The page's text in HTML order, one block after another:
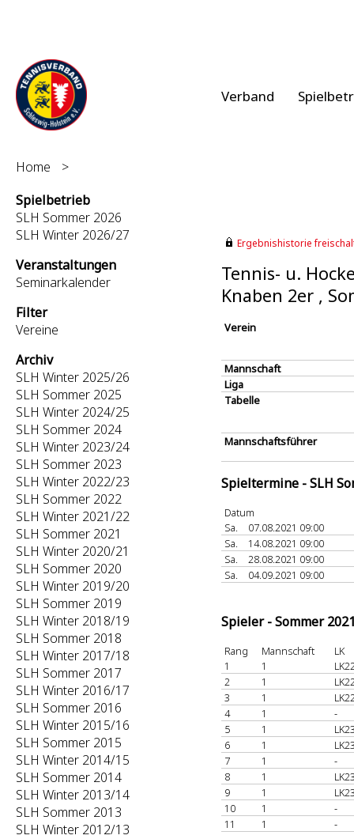
Verband
Home
>
Spielbetrieb
SLH Sommer 2026
SLH Winter 2026/27
Veranstaltungen
Seminarkalender
Filter
Vereine
Archiv
SLH Winter 2025/26
SLH Sommer 2025
SLH Winter 2024/25
SLH Sommer 2024
SLH Winter 2023/24
SLH Sommer 2023
SLH Winter 2022/23
SLH Sommer 2022
SLH Winter 2021/22
SLH Sommer 2021
SLH Winter 2020/21
SLH Sommer 2020
SLH Winter 2019/20
SLH Sommer 2019
SLH Winter 2018/19
SLH Sommer 2018
SLH Winter 2017/18
SLH Sommer 2017
SLH Winter 2016/17
SLH Sommer 2016
SLH Winter 2015/16
SLH Sommer 2015
SLH Winter 2014/15
SLH Sommer 2014
SLH Winter 2013/14
SLH Sommer 2013
SLH Winter 2012/13
Ergebnishistorie
Tennis- u.
Knaben 2er ,
Verein
Mannschaft
Liga
Tabelle
Mannschaftsführer
Spieltermine - SLH
Datum
Sa.
07.08.2021 09:00
Sa.
14.08.2021 09:00
Sa.
28.08.2021 09:00
Sa.
04.09.2021 09:00
Spieler - Sommer
Rang Mannschaft
LK
1
1
2
1
3
1
4
1
-
5
1
6
1
7
1
-
8
1
9
1
10
1
-
11
1 -